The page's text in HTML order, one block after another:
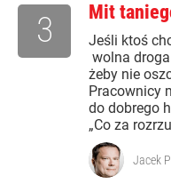
Mit
Jeśli ktoś
wolna
żeby nie
Pracownicy
do dobrego
„Co za
3
Jacek